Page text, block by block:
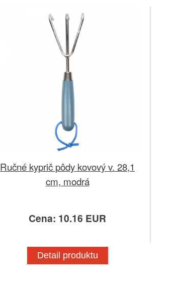
Ručné kyprič pôdy kovový v. 28,1
cm, modrá
Cena: 10.16 EUR
Detail produktu